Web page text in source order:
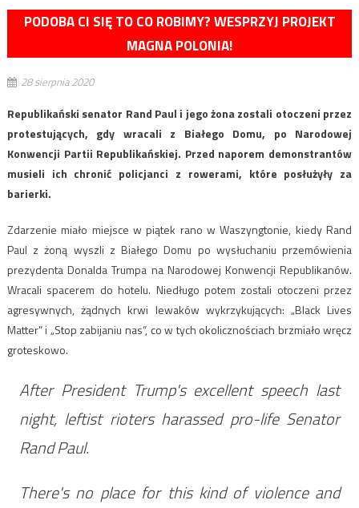
PODOBA CI SIĘ TO CO ROBIMY? WESPRZYJ PROJEKT
MAGNA POLONIA!
28 sierpnia 2020
Republikański senator Rand Paul i jego żona zostali otoczeni przez
protestujących, gdy wracali z Białego Domu, po Narodowej
Konwencji Partii Republikańskiej. Przed naporem demonstrantów
musieli ich chronić policjanci z rowerami, które posłużyły za
barierki.
Zdarzenie miało miejsce w piątek rano w Waszyngtonie, kiedy Rand
Paul z żoną wyszli z Białego Domu po wysłuchaniu przemówienia
prezydenta Donalda Trumpa na Narodowej Konwencji Republikanów.
Wracali spacerem do hotelu. Niedługo potem zostali otoczeni przez
agresywnych, żądnych krwi lewaków wykrzykujących: „Black Lives
Matter” i „Stop zabijaniu nas”, co w tych okolicznościach brzmiało wręcz
groteskowo.
After President Trump's excellent speech last
night, leftist rioters harassed pro-life Senator
Rand Paul.
There's no place for this kind of violence and